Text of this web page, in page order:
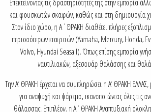
Επεκτείνοντας τις δραστηριότητές της στην εµπορία
και φουσκωτών σκαφών, καθώς και στη δηµιουργία
Στον ίδιο χώρο, η Α΄ΘΡΑΚΗ διαθέτει πλήρες
περισσότερων εταιρειών (Yamaha, Mercury, Honda,
Volvo, Hyundai Seasall). Όπως επίσης εµπορία
ναυτιλιακών, αξεσουάρ θαλάσσης και
Την Α’ ΘΡΑΚΗ έρχεται να συµπληρώσει η Α’ ΘΡΑΚΗ
για αναψυχή και ψάρεµα, ικανοποιώντας όλες τις
θάλασσας. Επιπλέον, η Α΄ΘΡΑΚΗ Αναπτυξιακή